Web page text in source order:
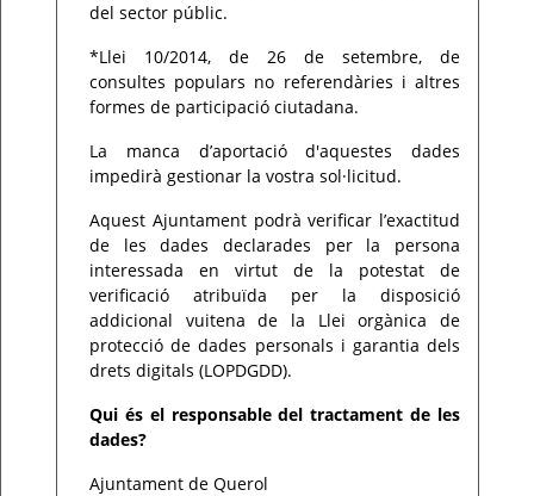
del sector públic.
*Llei 10/2014, de 26 de setembre, de
consultes populars no referendàries i altres
formes de participació ciutadana.
La manca d’aportació d'aquestes dades
impedirà gestionar la vostra sol·licitud.
Aquest Ajuntament podrà verificar l’exactitud
de les dades declarades per la persona
interessada en virtut de la potestat de
verificació atribuïda per la disposició
addicional vuitena de la Llei orgànica de
protecció de dades personals i garantia dels
drets digitals (LOPDGDD).
Qui és el responsable del tractament de les
dades?
Ajuntament de Querol